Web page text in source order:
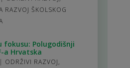
RAZVOJ ŠKOLSKOG
fokusu: Polugodišnji
a Hrvatska
| ODRŽIVI RAZVOJ,